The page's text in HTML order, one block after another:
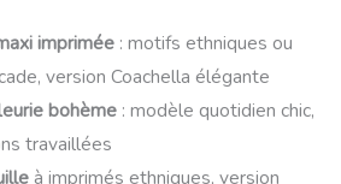
imprimée: motifs ethniques ou
version Coachella élégante
bohème: modèle quotidien chic,
travaillées
à imprimés ethniques, version